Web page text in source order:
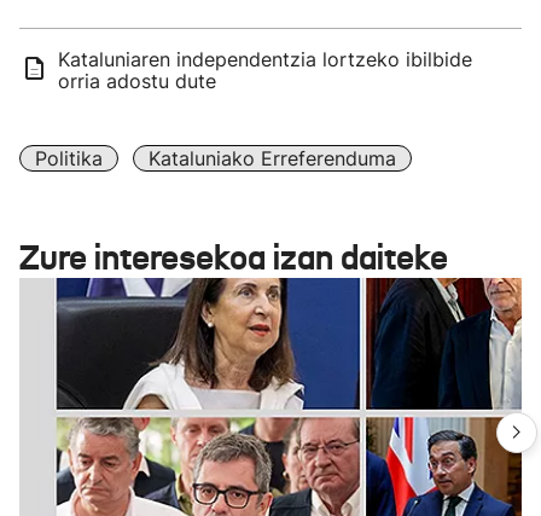
Kataluniaren independentzia lortzeko ibilbide
orria adostu dute
Politika Kataluniako Erreferenduma
Zure interesekoa izan daiteke